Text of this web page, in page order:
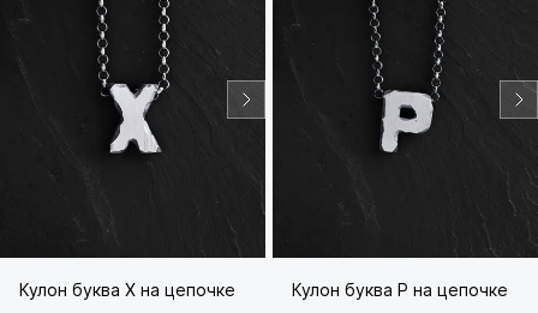
Кулон буква Х на цепочке
Кулон буква Р на цепочке